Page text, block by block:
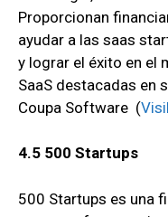
Proporcionan
ayudar a las saas
y lograr el éxito en el
SaaS destacadas en
Coupa Software (
4.5 500 Startups
500 Startups es una